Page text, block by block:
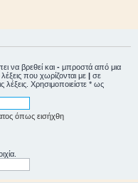
να βρεθεί και - μπροστά από μια
που χωρίζονται με | σε
λέξεις. Χρησιμοποιείστε * ως
όπως εισήχθη